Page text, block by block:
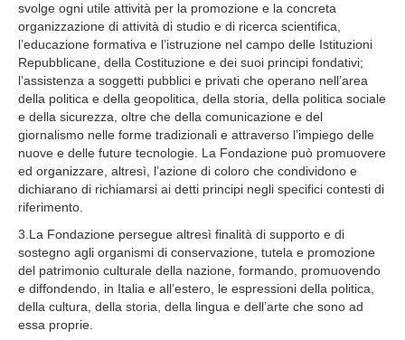
svolge ogni utile attività per la promozione e la concreta
organizzazione di attività di studio e di ricerca scientifica,
l’educazione formativa e l’istruzione nel campo delle Istituzioni
Repubblicane, della Costituzione e dei suoi principi fondativi;
l’assistenza a soggetti pubblici e privati che operano nell’area
della politica e della geopolitica, della storia, della politica sociale
e della sicurezza, oltre che della comunicazione e del
giornalismo nelle forme tradizionali e attraverso l’impiego delle
nuove e delle future tecnologie. La Fondazione può promuovere
ed organizzare, altresì, l’azione di coloro che condividono e
dichiarano di richiamarsi ai detti principi negli specifici contesti di
riferimento.
3.La Fondazione persegue altresì finalità di supporto e di
sostegno agli organismi di conservazione, tutela e promozione
del patrimonio culturale della nazione, formando, promuovendo
e diffondendo, in Italia e all’estero, le espressioni della politica,
della cultura, della storia, della lingua e dell’arte che sono ad
essa proprie.